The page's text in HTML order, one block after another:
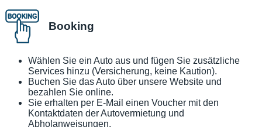
Booking
Wählen Sie ein Auto aus und fügen Sie zusätzliche
Services hinzu (Versicherung, keine Kaution).
Buchen Sie das Auto über unsere Website und
bezahlen Sie online.
Sie erhalten per E-Mail einen Voucher mit den
Kontaktdaten der Autovermietung und
Abholanweisungen.